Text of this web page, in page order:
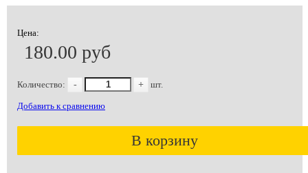
Цена:
180.00 руб
Количество: - + шт.
Добавить к сравнению
В корзину